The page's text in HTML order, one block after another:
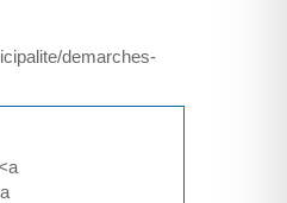
demarches-